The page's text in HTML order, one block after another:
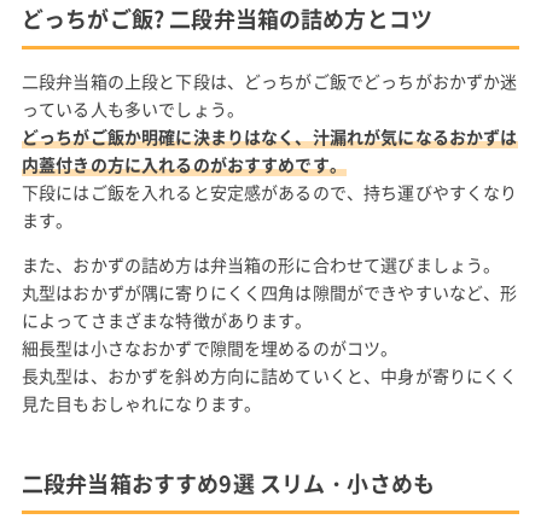
どっちがご飯? 二段弁当箱の詰め方とコツ
二段弁当箱の上段と下段は、どっちがご飯でどっちがおかずか迷
っている人も多いでしょう。
どっちがご飯か明確に決まりはなく、汁漏れが気になるおかずは
内蓋付きの方に入れるのがおすすめです。
下段にはご飯を入れると安定感があるので、持ち運びやすくなり
ます。
また、おかずの詰め方は弁当箱の形に合わせて選びましょう。
丸型はおかずが隅に寄りにくく四角は隙間ができやすいなど、形
によってさまざまな特徴があります。
細長型は小さなおかずで隙間を埋めるのがコツ。
長丸型は、おかずを斜め方向に詰めていくと、中身が寄りにくく
見た目もおしゃれになります。
二段弁当箱おすすめ9選 スリム・小さめも